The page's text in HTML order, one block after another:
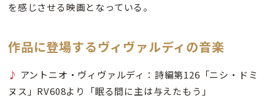
を感じさせる映画となっている。
作品に登場するヴィヴァルディの音楽
♪ アントニオ・ヴィヴァルディ：詩編第126「ニシ・ドミ
ヌス」RV608より「眠る間に主は与えたもう」